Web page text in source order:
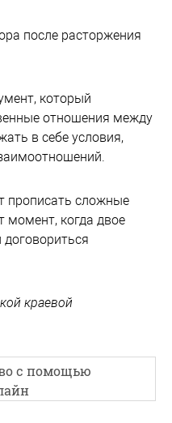
после расторжения
который
отношения между
в себе условия,
прописать сложные
момент, когда двое
краевой
с помощью